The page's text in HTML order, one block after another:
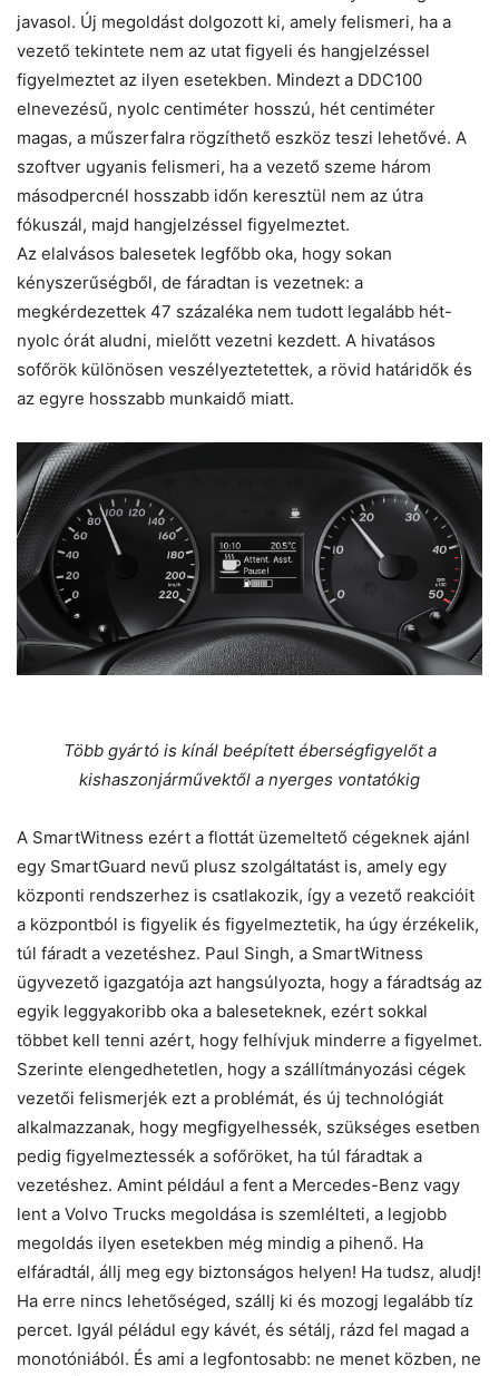
javasol. Új megoldást dolgozott ki, amely felismeri, ha a
vezető tekintete nem az utat figyeli és hangjelzéssel
figyelmeztet az ilyen esetekben. Mindezt a DDC100
elnevezésű, nyolc centiméter hosszú, hét centiméter
magas, a műszerfalra rögzíthető eszköz teszi lehetővé. A
szoftver ugyanis felismeri, ha a vezető szeme három
másodpercnél hosszabb időn keresztül nem az útra
fókuszál, majd hangjelzéssel figyelmeztet.
Az elalvásos balesetek legfőbb oka, hogy sokan
kényszerűségből, de fáradtan is vezetnek: a
megkérdezettek 47 százaléka nem tudott legalább hét-
nyolc órát aludni, mielőtt vezetni kezdett. A hivatásos
sofőrök különösen veszélyeztetettek, a rövid határidők és
az egyre hosszabb munkaidő miatt.
Több gyártó is kínál beépített éberségfigyelőt a
kishaszonjárművektől a nyerges vontatókig
A SmartWitness ezért a flottát üzemeltető cégeknek ajánl
egy SmartGuard nevű plusz szolgáltatást is, amely egy
központi rendszerhez is csatlakozik, így a vezető reakcióit
a központból is figyelik és figyelmeztetik, ha úgy érzékelik,
túl fáradt a vezetéshez. Paul Singh, a SmartWitness
ügyvezető igazgatója azt hangsúlyozta, hogy a fáradtság az
egyik leggyakoribb oka a baleseteknek, ezért sokkal
többet kell tenni azért, hogy felhívjuk minderre a figyelmet.
Szerinte elengedhetetlen, hogy a szállítmányozási cégek
vezetői felismerjék ezt a problémát, és új technológiát
alkalmazzanak, hogy megfigyelhessék, szükséges esetben
pedig figyelmeztessék a sofőröket, ha túl fáradtak a
vezetéshez. Amint például a fent a Mercedes-Benz vagy
lent a Volvo Trucks megoldása is szemlélteti, a legjobb
megoldás ilyen esetekben még mindig a pihenő. Ha
elfáradtál, állj meg egy biztonságos helyen! Ha tudsz, aludj!
Ha erre nincs lehetőséged, szállj ki és mozogj legalább tíz
percet. Igyál péládul egy kávét, és sétálj, rázd fel magad a
monotóniából. És ami a legfontosabb: ne menet közben, ne